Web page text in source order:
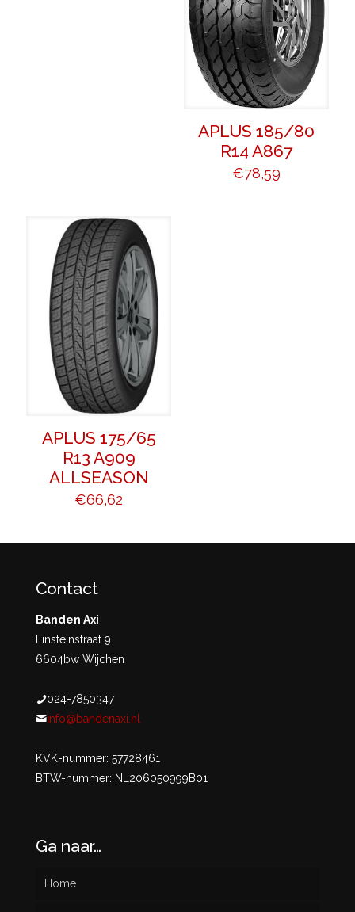
APLUS 185/80
R14 A867
€78,59
APLUS 175/65
R13 A909
ALLSEASON
€66,62
Contact
Banden Axi
Einsteinstraat 9
6604bw Wijchen
024-7850347
info@bandenaxi.nl
KVK-nummer: 57728461
BTW-nummer: NL206050999B01
Ga naar…
Home